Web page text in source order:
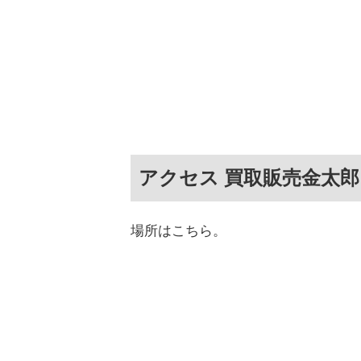
アクセス 買取販売金太
場所はこちら。